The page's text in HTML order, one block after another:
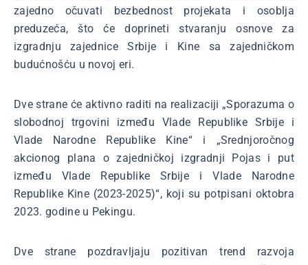
zajedno očuvati bezbednost projekata i osoblja
preduzeća, što će doprineti stvaranju osnove za
izgradnju zajednice Srbije i Kine sa zajedničkom
budućnošću u novoj eri.
Dve strane će aktivno raditi na realizaciji „Sporazuma o
slobodnoj trgovini između Vlade Republike Srbije i
Vlade Narodne Republike Kine“ i „Srednjoročnog
akcionog plana o zajedničkoj izgradnji Pojas i put
između Vlade Republike Srbije i Vlade Narodne
Republike Kine (2023-2025)“, koji su potpisani oktobra
2023. godine u Pekingu.
Dve strane pozdravljaju pozitivan trend razvoja